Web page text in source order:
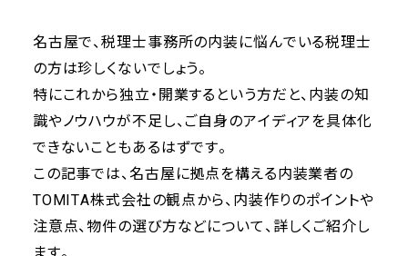
名古屋で、税理士事務所の内装に悩んでいる税理士
の方は珍しくないでしょう。
特にこれから独立・開業するという方だと、内装の知
識やノウハウが不足し、ご自身のアイディアを具体化
できないこともあるはずです。
この記事では、名古屋に拠点を構える内装業者の
TOMITA株式会社の観点から、内装作りのポイントや
注意点、物件の選び方などについて、詳しくご紹介し